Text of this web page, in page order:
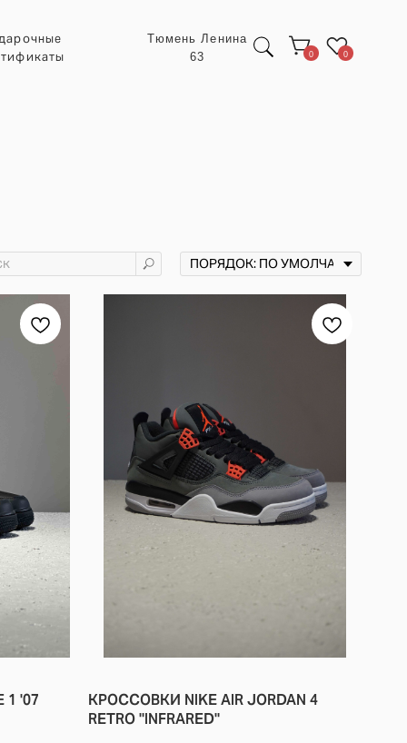
Экспресс заказ с
Тюмень Ленина
ИЗ НАТУРАЛЬНОЙ КОЖИ С ПЕРФОРАЦИЕЙ В
БРЕНДА. ИМЕННО ПОЭТОМУ, НЕКОГДА
1 '07
КРОССОВКИ NIKE AIR JORDAN 4
RETRO "INFRARED"